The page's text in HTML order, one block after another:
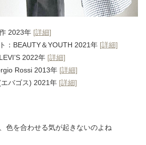
2023年 [詳細]
：BEAUTY＆YOUTH 2021年 [詳細]
2022年 [詳細]
Rossi 2013年 [詳細]
バゴス) 2021年 [詳細]
色を合わせる気が起きないのよね